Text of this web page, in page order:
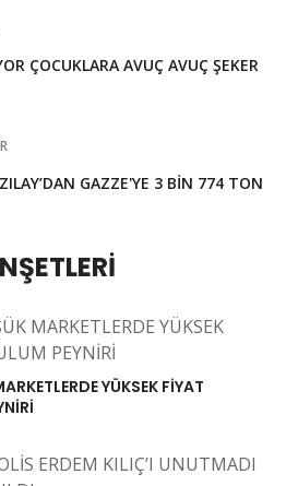
ÇOCUKLARA AVUÇ AVUÇ ŞEKER
GAZZE'YE 3 BİN 774 TON
YÜKSEK FİYAT